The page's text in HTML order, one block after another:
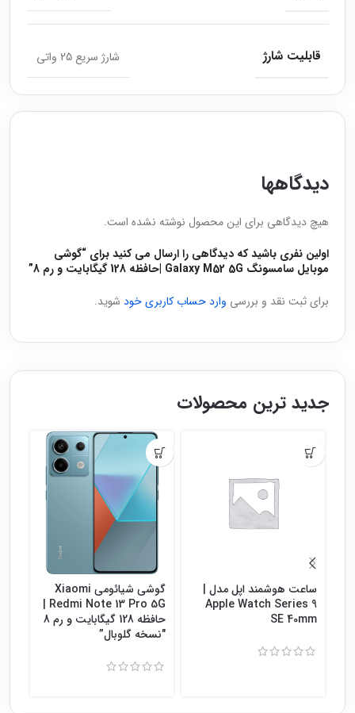
دیدگاهها
هیچ دیدگاهی برای این محصول نوشته نشده است.
اولین نفری باشید که دیدگاهی را ارسال می کنید برای “گوشی
موبایل سامسونگ Galaxy M52 5G |حافظه 128 گیگابایت و رم 8”
برای ثبت نقد و بررسی وارد حساب کاربری خود شوید.
قابلیت شارژ شارژ سریع 25 واتی
جدید ترین محصولات
ساعت هوشمند اپل مدل |
Apple Watch Series 9
SE 40mm
گوشی شیائومی Xiaomi
Redmi Note 13 Pro 5G |
حافظه 128 گیگابایت و رم 8
″نسخه گلوبال”